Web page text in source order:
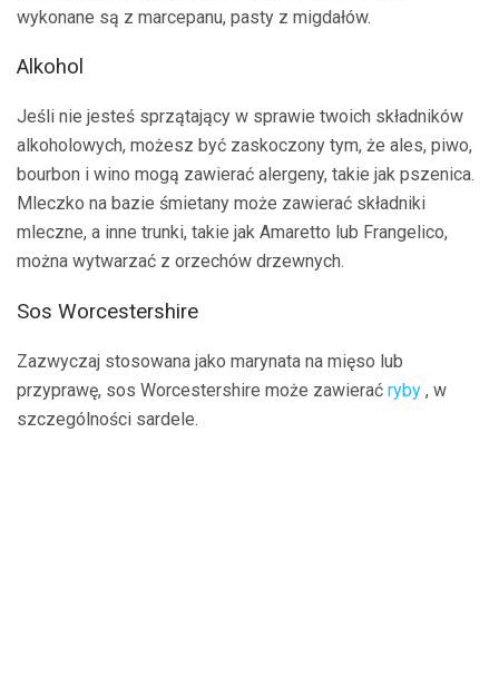
wykonane są z marcepanu, pasty z migdałów.
Alkohol
Jeśli nie jesteś sprzątający w sprawie twoich składników
alkoholowych, możesz być zaskoczony tym, że ales, piwo,
bourbon i wino mogą zawierać alergeny, takie jak pszenica.
Mleczko na bazie śmietany może zawierać składniki
mleczne, a inne trunki, takie jak Amaretto lub Frangelico,
można wytwarzać z orzechów drzewnych.
Sos Worcestershire
Zazwyczaj stosowana jako marynata na mięso lub
przyprawę, sos Worcestershire może zawierać ryby , w
szczególności sardele.